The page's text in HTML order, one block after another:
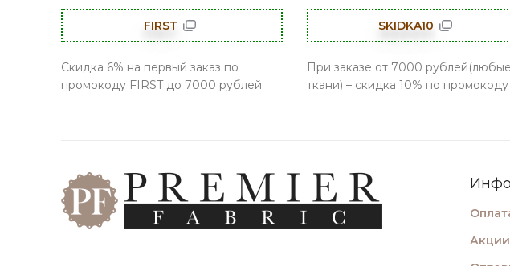
FIRST
Скидка 6% на первый заказ по
промокоду FIRST до 7000 рублей
SKIDKA10
При заказе от 7000 рублей(любые
ткани) – скидка 10% по промокоду
Акции